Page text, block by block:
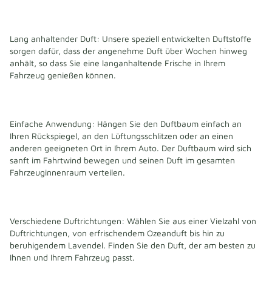
Lang anhaltender Duft: Unsere speziell entwickelten Duftstoffe
sorgen dafür, dass der angenehme Duft über Wochen hinweg
anhält, so dass Sie eine langanhaltende Frische in Ihrem
Fahrzeug genießen können.
Einfache Anwendung: Hängen Sie den Duftbaum einfach an
Ihren Rückspiegel, an den Lüftungsschlitzen oder an einen
anderen geeigneten Ort in Ihrem Auto. Der Duftbaum wird sich
sanft im Fahrtwind bewegen und seinen Duft im gesamten
Fahrzeuginnenraum verteilen.
Verschiedene Duftrichtungen: Wählen Sie aus einer Vielzahl von
Duftrichtungen, von erfrischendem Ozeanduft bis hin zu
beruhigendem Lavendel. Finden Sie den Duft, der am besten zu
Ihnen und Ihrem Fahrzeug passt.